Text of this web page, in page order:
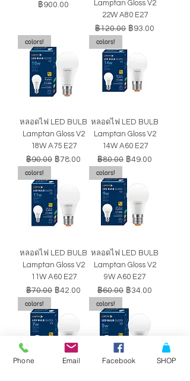
ราคา
฿900.00
Lamptan Gloss V2
22W A80 E27
ราคาปกติ
฿120.00 ราคาขายลด
฿93.00
colors!
หลอดไฟ LED BULB
Lamptan Gloss V2
18W A75 E27
ราคาปกติ
฿90.00 ราคาขายลด
฿78.00
colors!
หลอดไฟ LED BULB
Lamptan Gloss V2
14W A60 E27
ราคาปกติ
฿80.00 ราคาขายลด
฿49.00
colors!
หลอดไฟ LED BULB
Lamptan Gloss V2
11W A60 E27
ราคาปกติ
฿70.00 ราคาขายลด
฿42.00
colors!
หลอดไฟ LED BULB
Lamptan Gloss V2
9W A60 E27
ราคาปกติ
฿60.00 ราคาขายลด
฿34.00
colors!
colors!
Phone Email Facebook SHOP